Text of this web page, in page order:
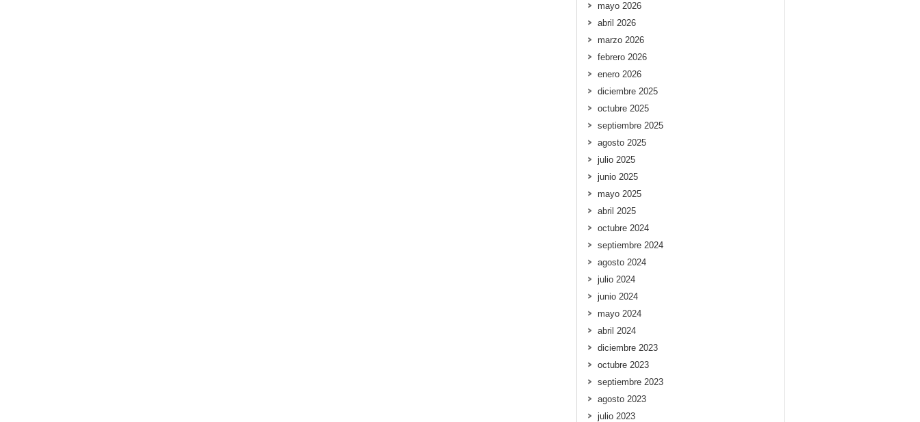
mayo 2026
abril 2026
marzo 2026
febrero 2026
enero 2026
diciembre 2025
octubre 2025
septiembre 2025
agosto 2025
julio 2025
junio 2025
mayo 2025
abril 2025
octubre 2024
septiembre 2024
agosto 2024
julio 2024
junio 2024
mayo 2024
abril 2024
diciembre 2023
octubre 2023
septiembre 2023
agosto 2023
julio 2023